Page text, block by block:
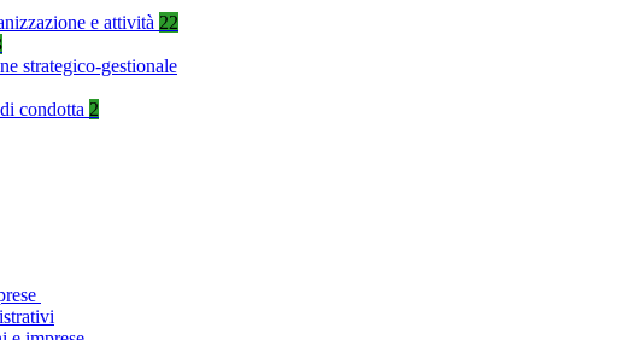
e attività 22
strategico-gestionale
condotta 2